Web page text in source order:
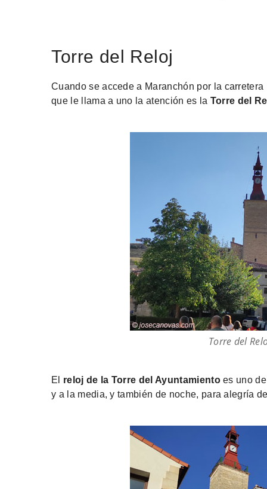
Torre del Reloj
Cuando se accede a Maranchón por la
que le llama a uno la atención es la Torre del
Torre del
El reloj de la Torre del Ayuntamientoes uno
y a la media, y también de noche, para alegría